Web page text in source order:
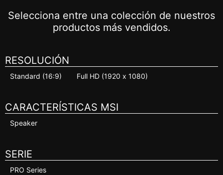
Selecciona entre una colección de nuestros
productos más vendidos.
RESOLUCIÓN
Standard (16:9) Full HD (1920 x 1080)
CARACTERÍSTICAS MSI
Speaker
SERIE
PRO Series